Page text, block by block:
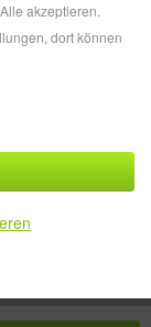
akzeptieren.
dort können